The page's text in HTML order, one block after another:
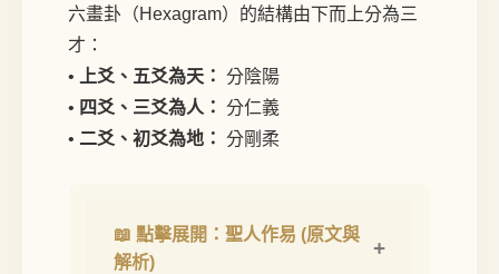
六畫卦（Hexagram）的結構由下而上分為三
才：
• 上爻、五爻為天： 分陰陽
• 四爻、三爻為人： 分仁義
• 二爻、初爻為地： 分剛柔
📖 點擊展開：聖人作易 (原文與
解析)